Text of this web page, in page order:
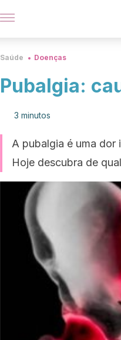
Saúde Doenças
Pubalgia:
3 minutos
A pubalgia é uma dor
Hoje descubra de